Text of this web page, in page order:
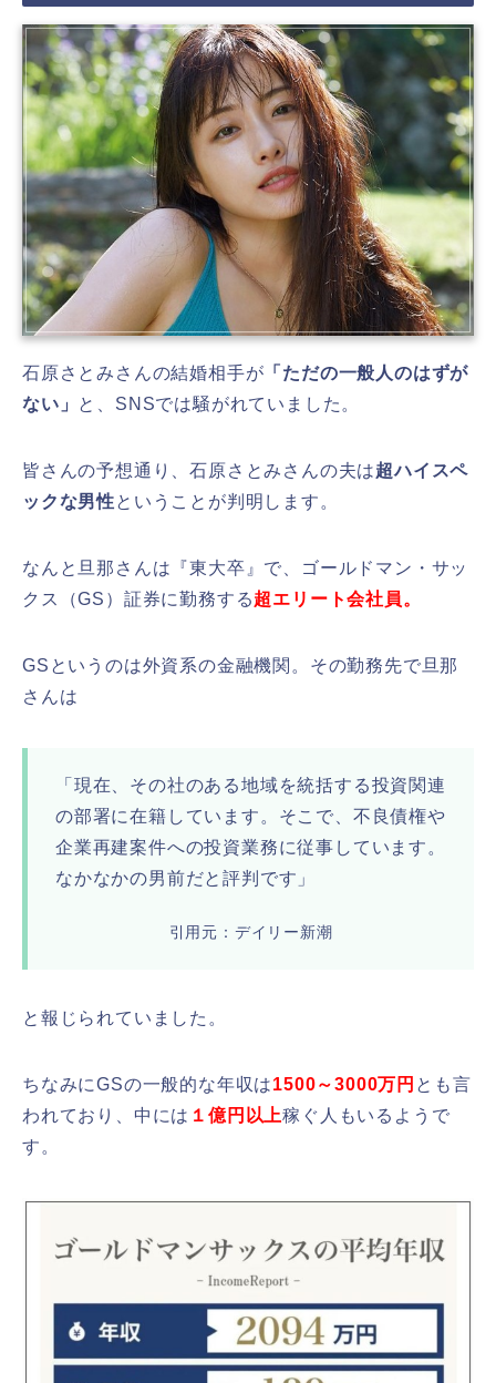
石原さとみさんの結婚相手が 「ただの一般人のはずが
ない」 と、SNSでは騒がれていました。
皆さんの予想通り、石原さとみさんの夫は超ハイスペ
ックな男性ということが判明します。
なんと旦那さんは『東大卒』で、ゴールドマン・サッ
クス（GS）証券に勤務する超エリート会社員。
GSというのは外資系の金融機関。その勤務先で旦那
さんは
「現在、その社のある地域を統括する投資関連
の部署に在籍しています。そこで、不良債権や
企業再建案件への投資業務に従事しています。
なかなかの男前だと評判です」
引用元：デイリー新潮
と報じられていました。
ちなみにGSの一般的な年収は1500～3000万円 とも言
われており、中には １億円以上稼ぐ人もいるようで
す。